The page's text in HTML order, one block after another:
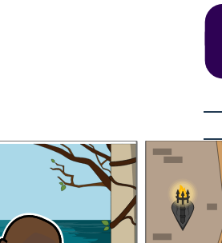
siya sa pananakop ng trono
Islam.
Nagsanay siyang mabuti sa
paghawak ng busog at palaso
na kinalaunan ay nanalo siya
sa paligsahan ng pagpana.